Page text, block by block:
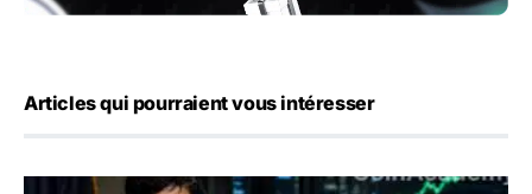
Articles qui pourraient vous intéresser
Emploi américain : 23 000 postes détruits en juillet, les